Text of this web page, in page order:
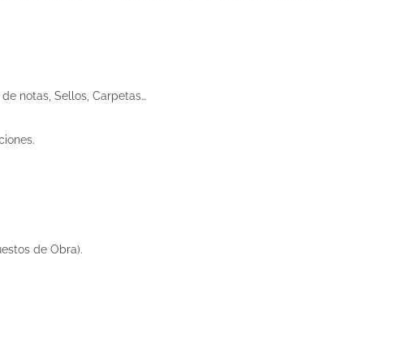
notas, Sellos, Carpetas…
de Obra).